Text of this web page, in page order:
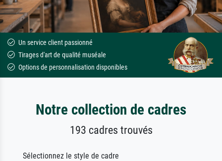
Un service client passionné
Tirages d'art de qualité muséale
Options de personnalisation disponibles
Notre collection de cadres
193 cadres trouvés
Sélectionnez le style de cadre